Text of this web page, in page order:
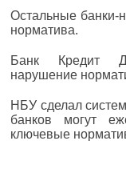
Остальные банки-
норматива.
Банк Кредит
нарушение
НБУ сделал
банков могут
ключевые